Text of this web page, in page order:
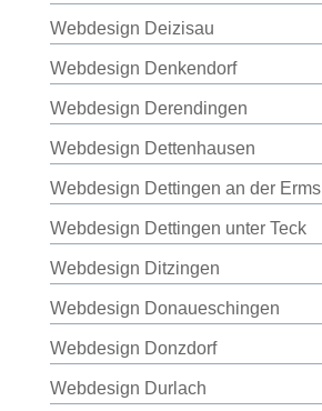
Webdesign Deizisau
Webdesign Denkendorf
Webdesign Derendingen
Webdesign Dettenhausen
Webdesign Dettingen an der Erms
Webdesign Dettingen unter Teck
Webdesign Ditzingen
Webdesign Donaueschingen
Webdesign Donzdorf
Webdesign Durlach